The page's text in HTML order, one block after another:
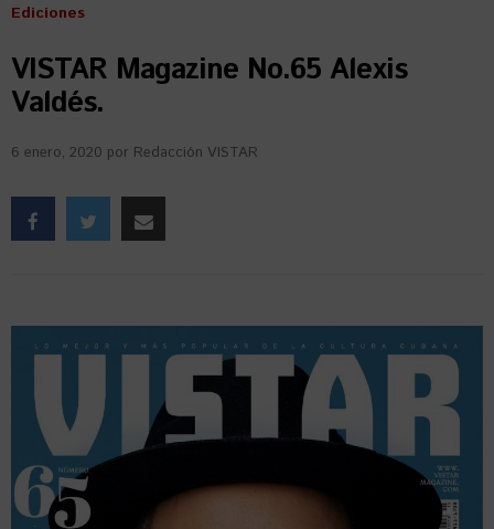
Ediciones
VISTAR Magazine No.65 Alexis
Valdés.
6 enero, 2020 por Redacción VISTAR